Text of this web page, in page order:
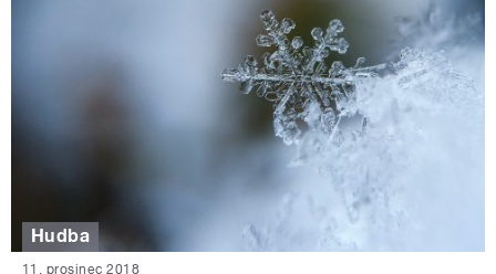
Hudba
11. prosinec 2018